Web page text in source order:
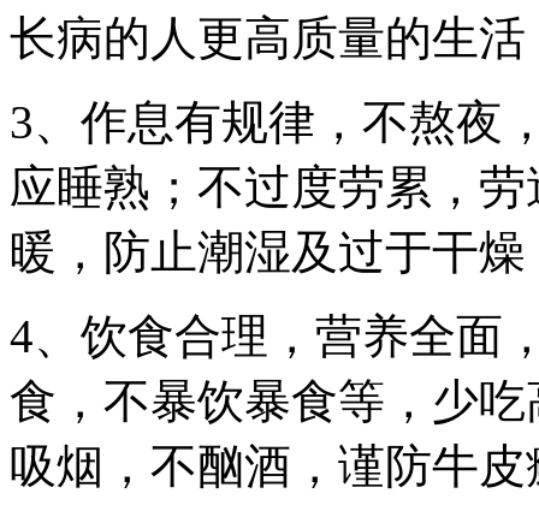
长病的人更高质量的生
3、作息有规律，不熬夜
应睡熟；不过度劳累，
暖，防止潮湿及过于干
4、饮食合理，营养全面
食，不暴饮暴食等，少
吸烟，不酗酒，谨防牛